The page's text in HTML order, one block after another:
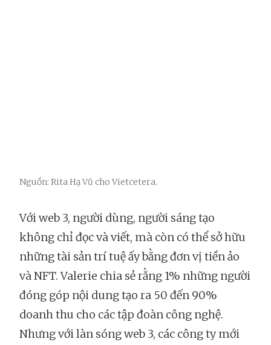
Nguồn: Rita Hạ Vũ cho Vietcetera.
Với web 3, người dùng, người sáng tạo
không chỉ đọc và viết, mà còn có thể sở hữu
những tài sản trí tuệ ấy bằng đơn vị tiền ảo
và NFT. Valerie chia sẻ rằng 1% những người
đóng góp nội dung tạo ra 50 đến 90%
doanh thu cho các tập đoàn công nghệ.
Nhưng với làn sóng web 3, các công ty mới